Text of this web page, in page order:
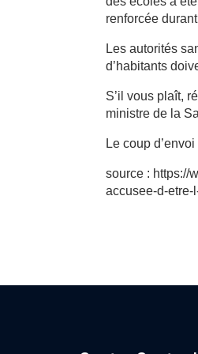
renforcée
Les autorités
d’habitants
S’il vous plaît,
ministre de la
Le coup
source : https://
accusee-d-